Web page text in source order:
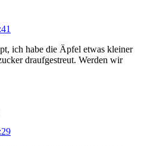
ich habe die Äpfel etwas kleiner
draufgestreut. Werden wir